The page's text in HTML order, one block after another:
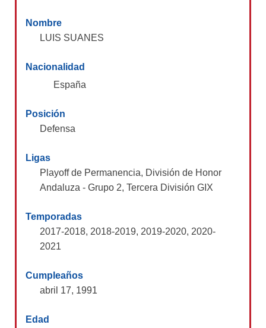
Nombre
LUIS SUANES
Nacionalidad
España
Posición
Defensa
Ligas
Playoff de Permanencia, División de Honor
Andaluza - Grupo 2, Tercera División GIX
Temporadas
2017-2018, 2018-2019, 2019-2020, 2020-
2021
Cumpleaños
abril 17, 1991
Edad